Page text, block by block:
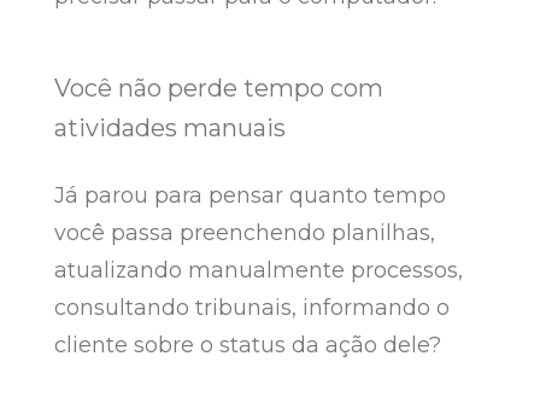
Você não perde tempo com
atividades manuais
Já parou para pensar quanto tempo
você passa preenchendo planilhas,
atualizando manualmente processos,
consultando tribunais, informando o
cliente sobre o status da ação dele?